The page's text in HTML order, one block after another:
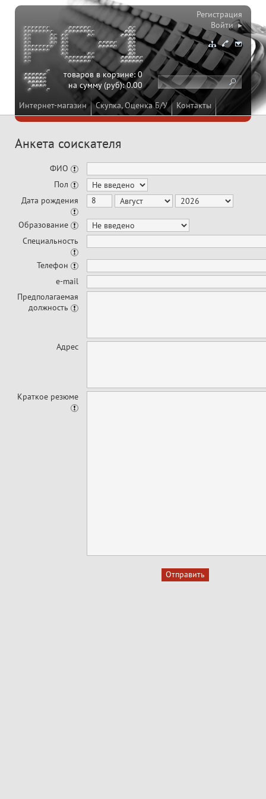
Интернет-магазин Скупка, Оценка Б/У Контакты
товаров в корзине:0
на сумму (руб):0.00
Регистрация
Войти ▸
Анкета соискателя
ФИО
Пол
Образование
Телефон
e-mail
Предполагаемая
должность
Адрес
Краткое резюме